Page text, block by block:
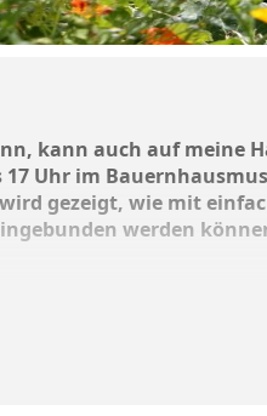
kann auch auf
Uhr im
gezeigt, wie mit
werden
Euro (inklusive